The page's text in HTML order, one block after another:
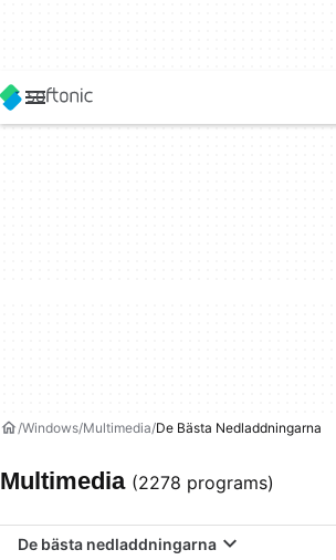
Windows Multimedia De Bästa Nedladdningarna
Multimedia (2278 programs)
De bästa nedladdningarna